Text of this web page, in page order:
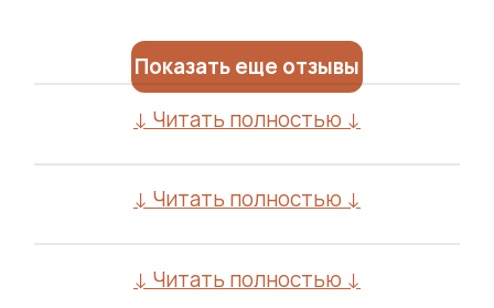
Показать еще отзывы
↓ Читать полностью ↓
↓ Читать полностью ↓
↓ Читать полностью ↓